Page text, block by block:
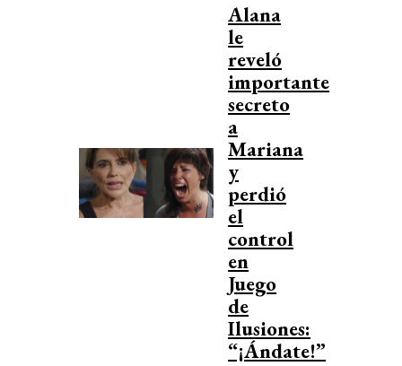
Alana
le
reveló
importante
secreto
a
Mariana
y
perdió
el
control
en
Juego
de
Ilusiones:
“¡Ándate!”